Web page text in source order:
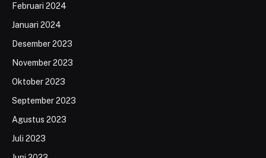
Februari 2024
Januari 2024
Desember 2023
November 2023
Oktober 2023
September 2023
Agustus 2023
Juli 2023